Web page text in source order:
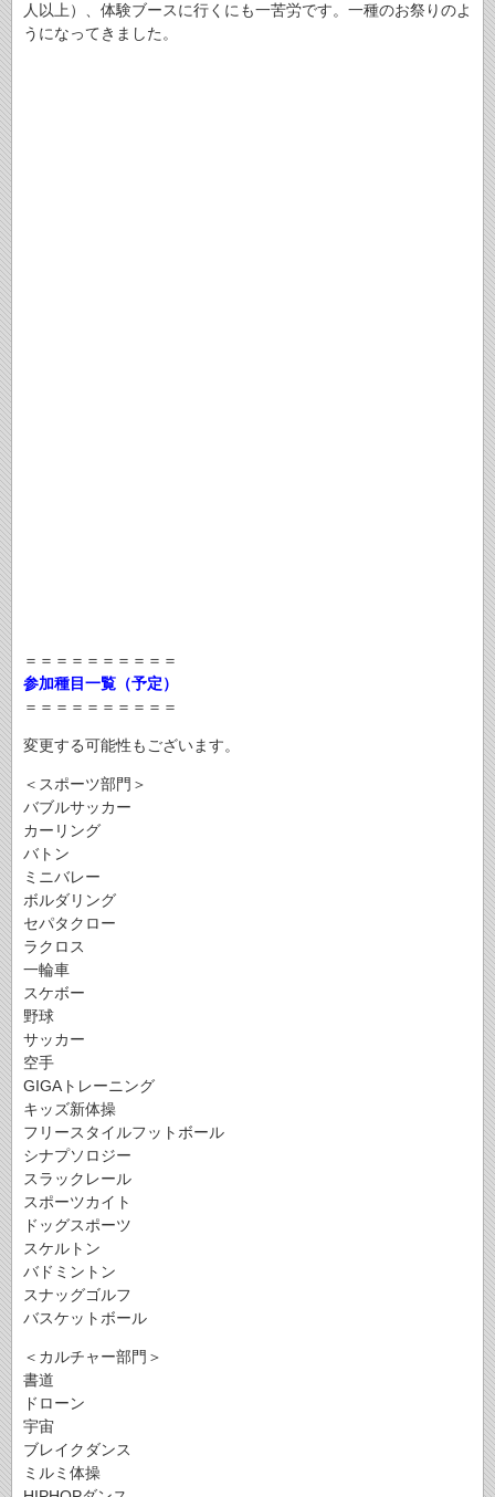
人以上）、体験ブースに行くにも一苦労です。一種のお祭りのよ
うになってきました。
＝＝＝＝＝＝＝＝＝＝
参加種目一覧（予定）
＝＝＝＝＝＝＝＝＝＝
変更する可能性もございます。
＜スポーツ部門＞
バブルサッカー
カーリング
バトン
ミニバレー
ボルダリング
セパタクロー
ラクロス
一輪車
スケボー
野球
サッカー
空手
GIGAトレーニング
キッズ新体操
フリースタイルフットボール
シナプソロジー
スラックレール
スポーツカイト
ドッグスポーツ
スケルトン
バドミントン
スナッグゴルフ
バスケットボール
＜カルチャー部門＞
書道
ドローン
宇宙
ブレイクダンス
ミルミ体操